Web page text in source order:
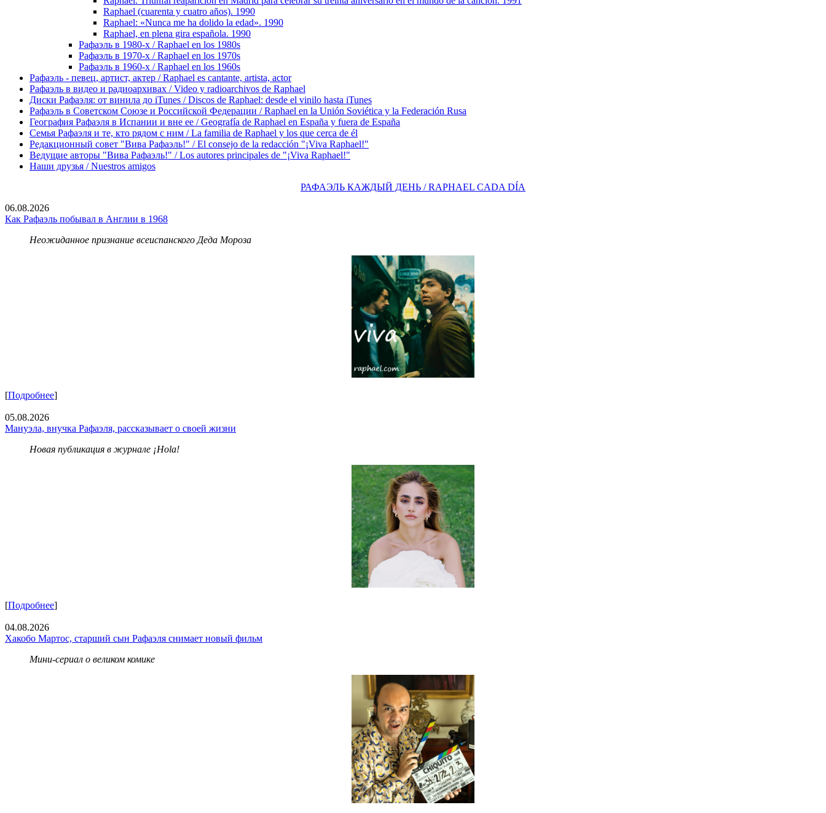
Raphael (cuarenta y cuatro años). 1990
Raphael: «Nunca me ha dolido la edad». 1990
Raphael, en plena gira española. 1990
Рафаэль в 1980-х / Raphael en los 1980s
Рафаэль в 1970-х / Raphael en los 1970s
Рафаэль в 1960-х / Raphael en los 1960s
Рафаэль - певец, артист, актер / Raphael es cantante, artista, actor
Рафаэль в видео и радиоархивах / Video y radioarchivos de Raphael
Диски Рафаэля: от винила до iTunes / Discos de Raphael: desde el vinilo hasta iTunes
Рафаэль в Советском Союзе и Российской Федерации / Raphael en la Unión Soviética y la Federación Rusa
География Рафаэля в Испании и вне ее / Geografía de Raphael en España y fuera de España
Семья Рафаэля и те, кто рядом с ним / La familia de Raphael y los que cerca de él
Редакционный совет "Вива Рафаэль!" / El consejo de la redacción "¡Viva Raphael!"
Ведущие авторы "Вива Рафаэль!" / Los autores principales de "¡Viva Raphael!"
Наши друзья / Nuestros amigos
РАФАЭЛЬ КАЖДЫЙ ДЕНЬ / RAPHAEL CADA DÍA
06.08.2026
Как Рафаэль побывал в Англии в 1968
Неожиданное признание всеиспанского Деда Мороза
[Подробнее]
05.08.2026
Мануэла, внучка Рафаэля, рассказывает о своей жизни
Новая публикация в журнале ¡Hola!
[Подробнее]
04.08.2026
Хакобо Мартос, старший сын Рафаэля снимает новый фильм
Мини-сериал о великом комике